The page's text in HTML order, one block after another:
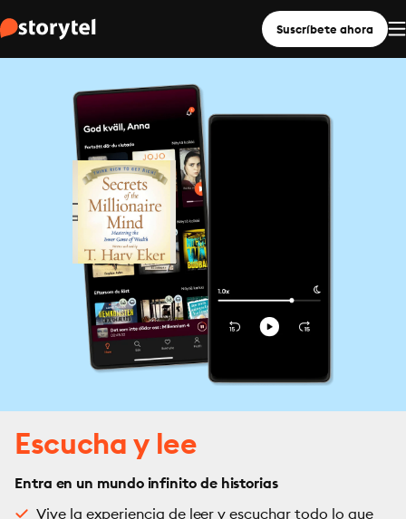
Suscríbete ahora
Escucha y lee
Entra en un mundo infinito de historias
Vive la experiencia de leer y escuchar todo lo que